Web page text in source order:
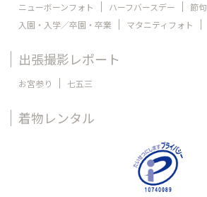
ニューボーンフォト
ハーフバースデー
節句
入園・入学／卒園・卒業
マタニティフォト
出張撮影レポート
お宮参り 七五三
着物レンタル